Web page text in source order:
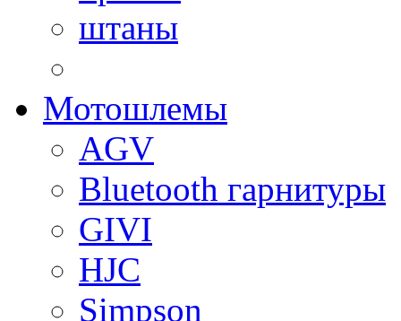
штаны
Мотошлемы
AGV
Bluetooth гарнитуры
GIVI
HJC
Simpson